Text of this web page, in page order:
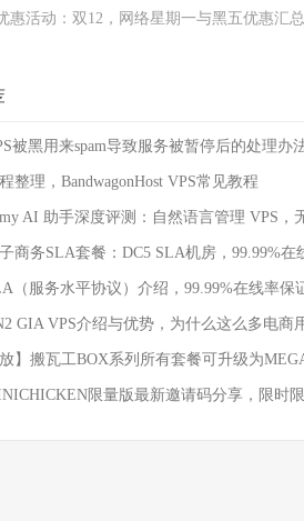
惠活动：双12，网络星期一与黑五优惠汇
被黑用来spam导致服务被暂停后的处理办
整理，BandwagonHost VPS常见教程
AI 助手深度评测：自然语言管理 VPS，
商务SLA套餐：DC5 SLA机房，99.99%
（服务水平协议）介绍，99.99%在线率保
GIA VPS介绍与优势，为什么这么多电商
放】搬瓦工BOX系列所有套餐可升级为
限量版最新邀请码分享，限时